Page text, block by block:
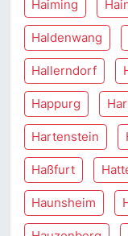
Haiming
Haldenwang
Hallerndorf
Happurg
Hartenstein
Haßfurt
Haunsheim